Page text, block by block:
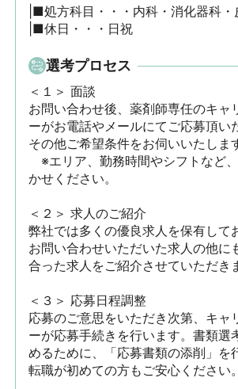
|■処方科目・・・内科・消化器科・
|■休日・・・日祝
選考プロセス
＜１＞ 面談
お問い合わせ後、薬剤師専任のキャ
ーがお電話やメールにてご応募頂い
その他ご希望条件をお伺いいたしま
※エリア、勤務時間やシフトなど
かせください。
＜２＞ 求人のご紹介
弊社では多くの優良求人を保有して
お問い合わせいただいた求人の他に
合った求人をご紹介させていただき
＜３＞ 応募日程調整
応募のご意思をいただき次第、キャ
ーが応募手続きを行います。書類選
めるために、「応募書類の添削」を
転職が初めての方もご安心ください。